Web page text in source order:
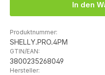
In den
Produktnummer:
SHELLY.PRO.4PM
GTIN/EAN:
3800235268049
Hersteller: